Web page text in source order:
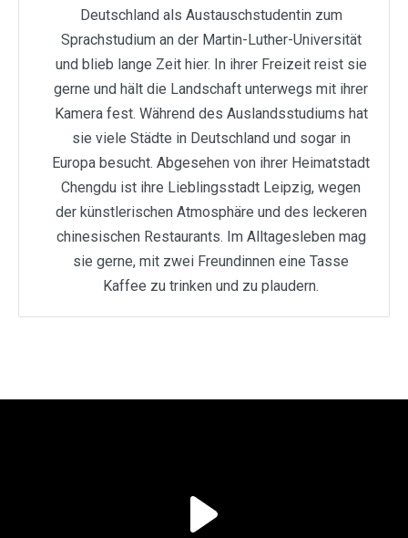
Deutschland als Austauschstudentin zum
Sprachstudium an der Martin-Luther-Universität
und blieb lange Zeit hier. In ihrer Freizeit reist sie
gerne und hält die Landschaft unterwegs mit ihrer
Kamera fest. Während des Auslandsstudiums hat
sie viele Städte in Deutschland und sogar in
Europa besucht. Abgesehen von ihrer Heimatstadt
Chengdu ist ihre Lieblingsstadt Leipzig, wegen
der künstlerischen Atmosphäre und des leckeren
chinesischen Restaurants. Im Alltagesleben mag
sie gerne, mit zwei Freundinnen eine Tasse
Kaffee zu trinken und zu plaudern.